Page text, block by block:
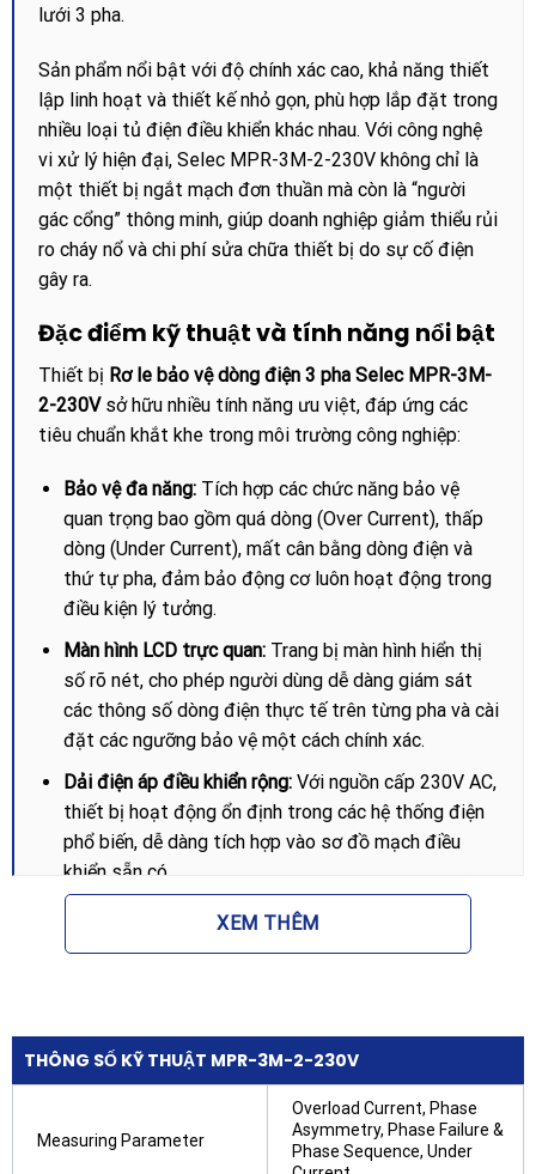
lưới 3 pha.
Sản phẩm nổi bật với độ chính xác cao, khả năng thiết
lập linh hoạt và thiết kế nhỏ gọn, phù hợp lắp đặt trong
nhiều loại tủ điện điều khiển khác nhau. Với công nghệ
vi xử lý hiện đại, Selec MPR-3M-2-230V không chỉ là
một thiết bị ngắt mạch đơn thuần mà còn là “người
gác cổng” thông minh, giúp doanh nghiệp giảm thiểu rủi
ro cháy nổ và chi phí sửa chữa thiết bị do sự cố điện
gây ra.
Đặc điểm kỹ thuật và tính năng nổi bật
Thiết bị Rơ le bảo vệ dòng điện 3 pha Selec MPR-3M-
2-230Vsở hữu nhiều tính năng ưu việt, đáp ứng các
tiêu chuẩn khắt khe trong môi trường công nghiệp:
Bảo vệ đa năng:Tích hợp các chức năng bảo vệ
quan trọng bao gồm quá dòng (Over Current), thấp
dòng (Under Current), mất cân bằng dòng điện và
thứ tự pha, đảm bảo động cơ luôn hoạt động trong
điều kiện lý tưởng.
Màn hình LCD trực quan:Trang bị màn hình hiển thị
số rõ nét, cho phép người dùng dễ dàng giám sát
các thông số dòng điện thực tế trên từng pha và cài
đặt các ngưỡng bảo vệ một cách chính xác.
Dải điện áp điều khiển rộng:Với nguồn cấp 230V AC,
thiết bị hoạt động ổn định trong các hệ thống điện
phổ biến, dễ dàng tích hợp vào sơ đồ mạch điều
khiển sẵn có.
Tùy chỉnh thời gian trễ: Người dùng có thể thiết lập
thời gian trễ tác động và thời gian trễ phục hồi để
Độ bền và độ tin cậy cao:Chế tạo từ vật liệu chống
cháy cấp công nghiệp, Selec MPR-3M-2-230V có
khả năng chịu nhiệt và cách điện tốt, vận hành bền
bỉ trong môi trường khắc nghiệt.
XEM THÊM
THÔNG SỐ KỸ THUẬT MPR-3M-2-230V
Measuring Parameter
Overload Current, Phase
Asymmetry, Phase Failure &
Phase Sequence, Under